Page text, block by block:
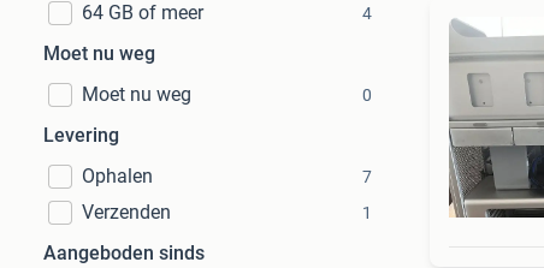
64 GB of meer 4
Moet nu weg
Moet nu weg
0
Levering
Ophalen
7
Verzenden 1
Aangeboden sinds